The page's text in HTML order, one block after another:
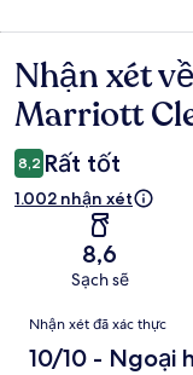
Nhận
xét
Nhận xét
Marriott
8,2 Rất tốt
1.002 nhận xét
8,6
Sạch sẽ
Nhận
xét
Nhận xét đã xác thực
10/10 - Ngoại